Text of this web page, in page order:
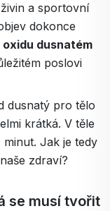
a sportovní
dokonce
oxidu dusnatém
poslovi
dusnatý pro tělo
krátká. V těle
Jak je tedy
zdraví?
se musí tvořit